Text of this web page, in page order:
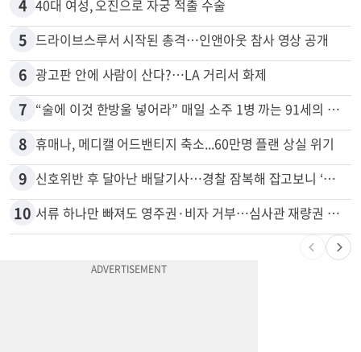
3
4 40대 여성, 오진으로 자궁 적출 수술
5 드라이브스루서 시작된 총격…인앤아웃 참사 영상 공개
6 광고판 안에 사람이 산다?…LA 거리서 화제
7 “술에 이것 한방울 넣어라” 매일 소주 1병 까는 91세의 철칙
8 휴매나, 메디캘 어드밴티지 축소...60만명 플랜 상실 위기
9 신호위반 후 달아난 배달기사…경찰 잠복해 잡고보니 ‘반전’
서류 하나만 빠져도 영주권·비자 거부…심사관 재량권 대폭 확대